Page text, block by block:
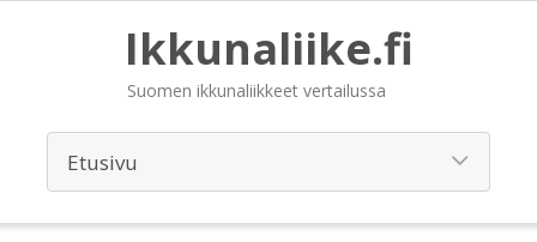
Ikkunaliike.fi
Suomen ikkunaliikkeet vertailussa